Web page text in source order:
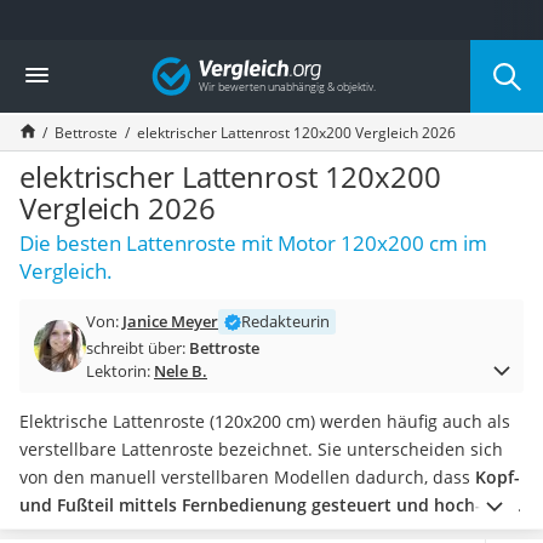
Die beliebtesten Vergleiche nach Kategorie
Wohnen
Matratzen-Topper
Matratzen
Konferenzlautsprecher
Tageslichtlampe
Badlüfter
Ergonomischer Bürostuhl
Bürohocker
Ozongeneratoren
Akku-Tischlampe
Konferenzmikrofon
Klappmatratze
Duschkopf mit Kalkfilter
Aktenvernichter Sicherheitsstufe 4
Bettgitter
Spannbettlaken
Vergleich
Bettroste elektrischer Lattenrost 120x200 Vergleich 2026
elektrischer Lattenrost 120x200
Vergleich 2026
Die besten Lattenroste mit Motor 120x200 cm im
Vergleich.
Von: Janice Meyer
Redakteurin
schreibt über: Bettroste
Lektorin: Nele B.
Elektrische Lattenroste (120x200 cm) werden häufig auch als
verstellbare Lattenroste bezeichnet. Sie unterscheiden sich
von den manuell verstellbaren Modellen dadurch, dass Kopf-
und Fußteil mittels Fernbedienung gesteuert und hoch- und
heruntergefahrenwerden können. In gängigen Tests im